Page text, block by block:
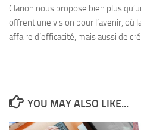
Clarion nous propose bien plus
offrent une vision pour l’avenir, où
affaire d’efficacité, mais aussi de
YOU MAY ALSO LIKE...